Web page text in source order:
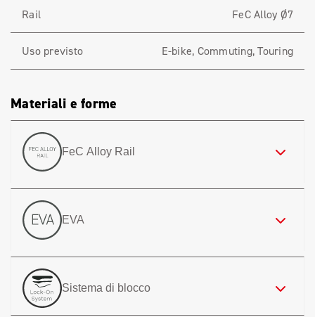
Rail FeC Alloy Ø7
Uso previsto E-bike, Commuting, Touring
Materiali e forme
FeC Alloy Rail
EVA
Sistema di blocco